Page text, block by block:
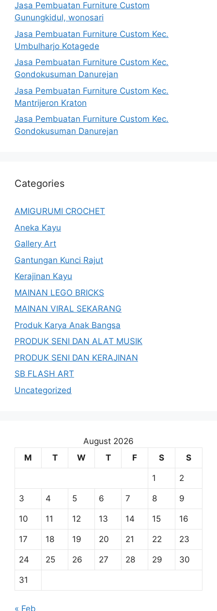
Jasa Pembuatan Furniture Custom
Gunungkidul, wonosari
Jasa Pembuatan Furniture Custom Kec.
Umbulharjo Kotagede
Jasa Pembuatan Furniture Custom Kec.
Gondokusuman Danurejan
Jasa Pembuatan Furniture Custom Kec.
Mantrijeron Kraton
Jasa Pembuatan Furniture Custom Kec.
Gondokusuman Danurejan
Categories
AMIGURUMI CROCHET
Aneka Kayu
Gallery Art
Gantungan Kunci Rajut
Kerajinan Kayu
MAINAN LEGO BRICKS
MAINAN VIRAL SEKARANG
Produk Karya Anak Bangsa
PRODUK SENI DAN ALAT MUSIK
PRODUK SENI DAN KERAJINAN
SB FLASH ART
Uncategorized
August 2026
M
T W T F S S
1 2
3 4 5 6 7 8 9
10 11 12 13 14 15 16
17 18 19 20 21 22 23
24 25 26 27 28 29 30
31
« Feb